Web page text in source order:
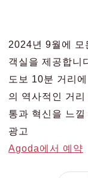
2024년 9월에 모
객실을 제공합니
도보 10분 거리
의 역사적인 거
통과 혁신을 느
광고
Agoda에서 예약